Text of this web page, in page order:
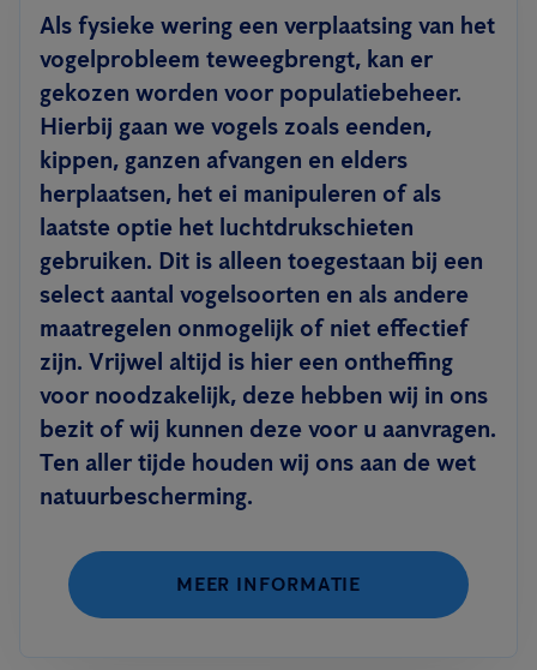
Als fysieke wering een verplaatsing van het
vogelprobleem teweegbrengt, kan er
gekozen worden voor populatiebeheer.
Hierbij gaan we vogels zoals eenden,
kippen, ganzen afvangen en elders
herplaatsen, het ei manipuleren of als
laatste optie het luchtdrukschieten
gebruiken. Dit is alleen toegestaan bij een
select aantal vogelsoorten en als andere
maatregelen onmogelijk of niet effectief
zijn. Vrijwel altijd is hier een ontheffing
voor noodzakelijk, deze hebben wij in ons
bezit of wij kunnen deze voor u aanvragen.
Ten aller tijde houden wij ons aan de wet
natuurbescherming.
MEER INFORMATIE